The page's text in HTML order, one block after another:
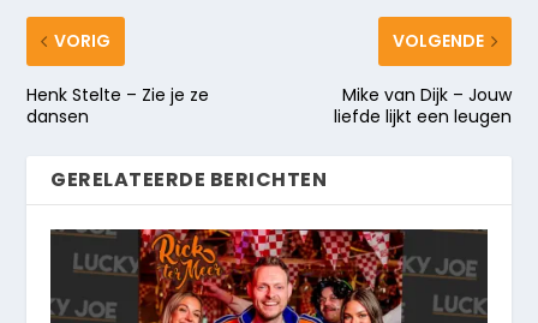
VORIG
Henk Stelte – Zie je ze
dansen
VOLGENDE
Mike van Dijk – Jouw
liefde lijkt een leugen
GERELATEERDE BERICHTEN